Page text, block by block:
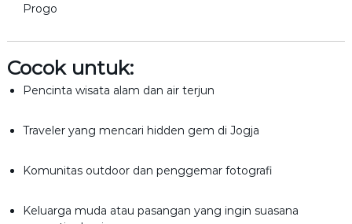
Progo
Cocok untuk:
Pencinta wisata alam dan air terjun
Traveler yang mencari hidden gem di Jogja
Komunitas outdoor dan penggemar fotografi
Keluarga muda atau pasangan yang ingin suasana